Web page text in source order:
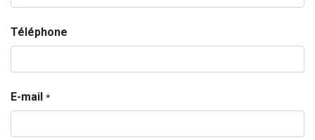
Téléphone
E-mail *